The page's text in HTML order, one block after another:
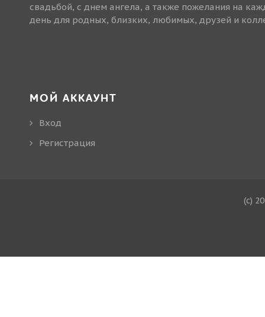
свадьбой, с днем ангела, а также пожелания на
день для родных, близких, любимых, друзей и
МОЙ АККАУНТ
Вход
Регистрация
(c)